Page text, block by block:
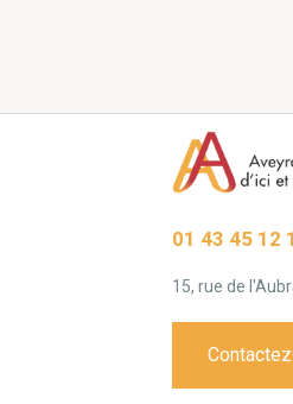
01 43 45 12
15, rue de